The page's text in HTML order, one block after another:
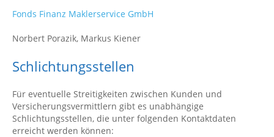
Fonds Finanz Maklerservice GmbH
Norbert Porazik, Markus Kiener
Schlichtungsstellen
Für eventuelle Streitigkeiten zwischen Kunden und
Versicherungsvermittlern gibt es unabhängige
Schlichtungsstellen, die unter folgenden Kontaktdaten
erreicht werden können: